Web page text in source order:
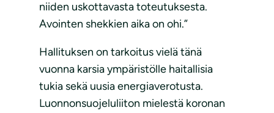
niiden uskottavasta toteutuksesta.
Avointen shekkien aika on ohi.”
Hallituksen on tarkoitus vielä tänä
vuonna karsia ympäristölle haitallisia
tukia sekä uusia energiaverotusta.
Luonnonsuojeluliiton mielestä koronan